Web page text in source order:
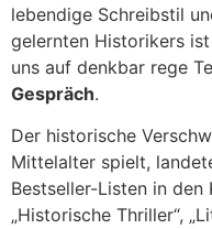
lebendige Schreibstil
gelernten Historikers
uns auf denkbar rege
Gespräch.
Der historische
Mittelalter spielt,
Bestseller-Listen in den
„Historische Thriller“,